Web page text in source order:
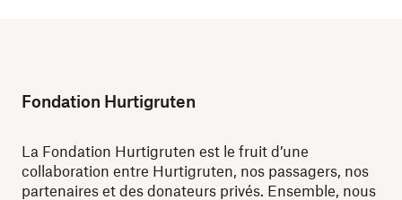
Fondation Hurtigruten
La Fondation Hurtigruten est le fruit d’une
collaboration entre Hurtigruten, nos passagers, nos
partenaires et des donateurs privés. Ensemble, nous